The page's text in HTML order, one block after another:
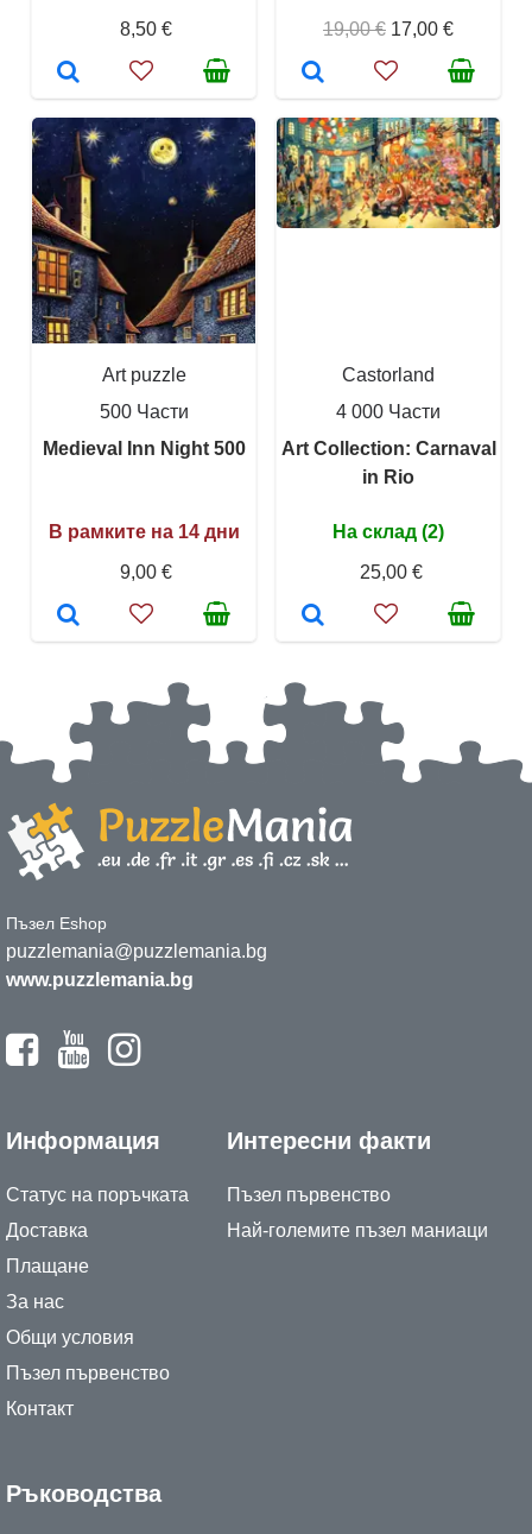
8,50 €
19,00 € 17,00 €
Art puzzle
500 Части
Medieval Inn Night 500
В рамките на 14 дни
9,00 €
Castorland
4 000 Части
Art Collection: Carnaval
in Rio
На склад (2)
25,00 €
Пъзел Eshop
puzzlemania@puzzlemania.bg
www.puzzlemania.bg
Информация
Статус на поръчката
Доставка
Плащане
За нас
Общи условия
Пъзел първенство
Контакт
Интересни факти
Пъзел първенство
Най-големите пъзел маниаци
Ръководства